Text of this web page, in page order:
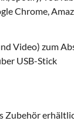
Chrome,
Video) zum
USB-Stick
Zubehör